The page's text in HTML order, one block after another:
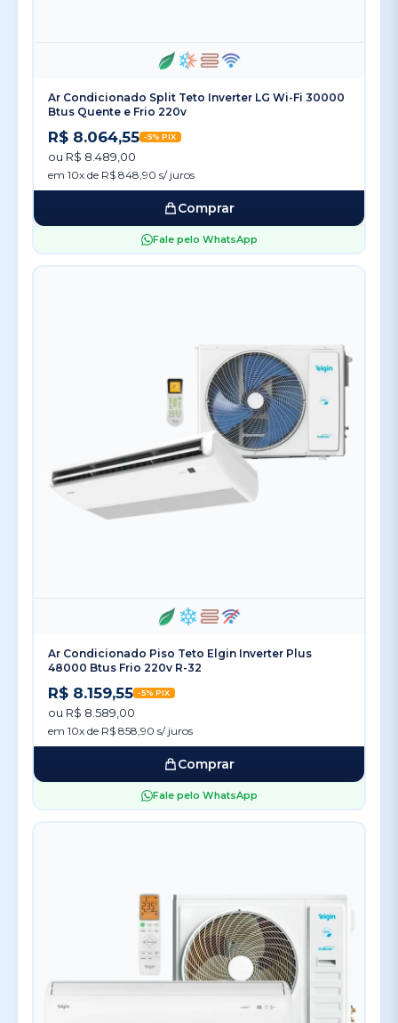
Ar Condicionado Split Teto Inverter LG Wi-Fi 30000
Btus Quente e Frio 220v
R$ 8.064,55 -5% PIX
ou R$ 8.489,00
em 10x de R$ 848,90 s/ juros
Comprar
Fale pelo WhatsApp
Ar Condicionado Piso Teto Elgin Inverter Plus
48000 Btus Frio 220v R-32
R$ 8.159,55 -5% PIX
ou R$ 8.589,00
em 10x de R$ 858,90 s/ juros
Comprar
Fale pelo WhatsApp